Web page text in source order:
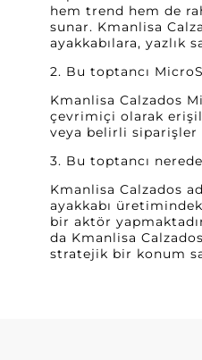
hem trend hem de
sunar. Kmanlisa
ayakkabılara, yazlık
2. Bu toptancı
Kmanlisa Calzados
çevrimiçi olarak
veya belirli siparişler
3. Bu toptancı
Kmanlisa Calzados
ayakkabı
bir aktör
da Kmanlisa
stratejik bir konum